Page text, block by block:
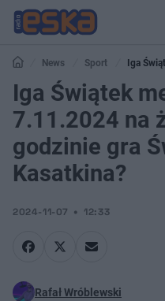
News Sport
Iga
godzinie gra Świątek z Kasatkina?
Iga Świątek
7.11.2024 na
godzinie gra
Kasatkina?
2024-11-07 12:33
Rafał Wróblewski